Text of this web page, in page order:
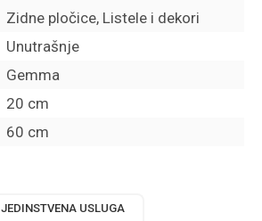
Zidne pločice, Listele i dekori
Unutrašnje
Gemma
20 cm
60 cm
JEDINSTVENA USLUGA